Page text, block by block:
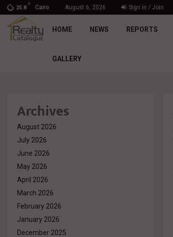
25.8
C
Cairo August 6, 2026 Sign in / Join
Engineering Mastery. Human Impact – The Principle…
HOME NEWS REPORTS
GALLERY
Archives
August 2026
July 2026
June 2026
May 2026
April 2026
March 2026
February 2026
January 2026
December 2025